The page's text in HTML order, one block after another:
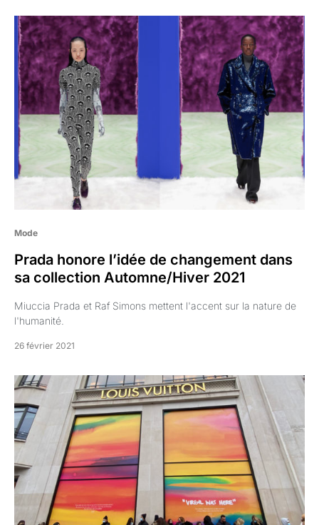
Mode
Prada honore l’idée de changement dans
sa collection Automne/Hiver 2021
Miuccia Prada et Raf Simons mettent l'accent sur la nature de
l'humanité.
26 février 2021